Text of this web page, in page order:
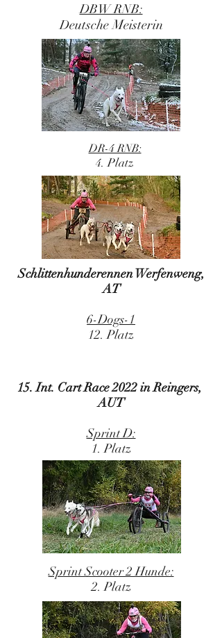
DBW RNB:
Deutsche Meisterin
DR-4 RNB:
4. Platz
Schlittenhunderennen Werfenweng,
AT
6-Dogs-1
12. Platz
15. Int. Cart Race 2022 in Reingers,
AUT
Sprint D:
1. Platz
Sprint Scooter 2 Hunde:
2. Platz